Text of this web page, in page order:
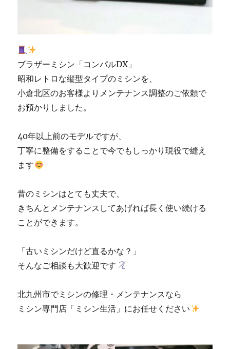
販
専
門
店
「ミ
シ
生
活」
☆
に
ブラザーミシン「コンパルDX」
昭和レトロな縦型タイプのミシンを、
小倉北区のお客様よりメンテナンス調整のご依頼で
お預かりしました。
40年以上前のモデルですが、
丁寧に整備をすることで今でもしっかり現役で縫え
ます
昔のミシンはとても丈夫で、
きちんとメンテナンスしてあげれば長く使い続ける
ことができます。
「古いミシンだけど直るかな？」
そんなご相談も大歓迎です
北九州市でミシンの修理・メンテナンスなら
ミシン専門店「ミシン生活」にお任せください